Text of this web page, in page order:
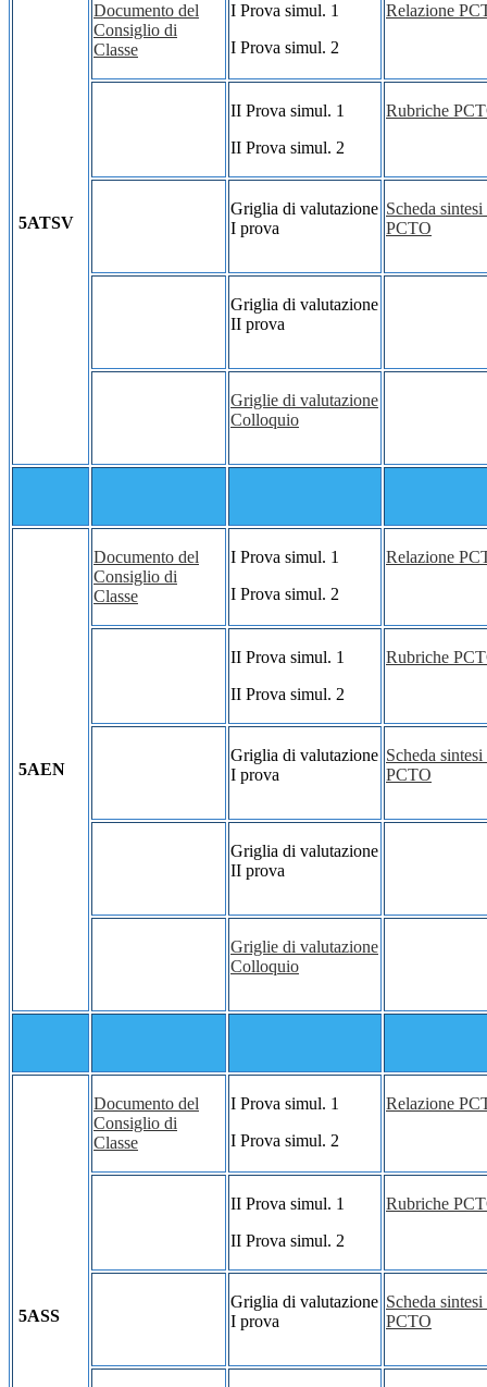
5ATSV
Documento del
Consiglio di
Classe
I Prova simul. 1
I Prova simul. 2
Relazione
II Prova simul. 1
II Prova simul. 2
Rubriche
Griglia di valutazione
I prova
Scheda
PCTO
Griglia di valutazione
II prova
Griglie di valutazione
Colloquio
5AEN
Documento del
Consiglio di
Classe
I Prova simul. 1
I Prova simul. 2
Relazione
II Prova simul. 1
II Prova simul. 2
Rubriche
Griglia di valutazione
I prova
Scheda
PCTO
Griglia di valutazione
II prova
Griglie di valutazione
Colloquio
5ASS
Documento del
Consiglio di
Classe
I Prova simul. 1
I Prova simul. 2
Relazione
II Prova simul. 1
II Prova simul. 2
Rubriche
Griglia di valutazione
I prova
Scheda
PCTO